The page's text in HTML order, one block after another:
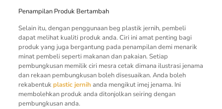
Penampilan Produk Bertambah
Selain itu, dengan penggunaan beg plastik jernih, pembeli
dapat melihat kualiti produk anda. Ciri ini amat penting bagi
produk yang juga bergantung pada penampilan demi menarik
minat pembeli seperti makanan dan pakaian. Setiap
pembungkusan memilik ciri mesra cetak dimana ilustrasi jenama
dan rekaan pembungkusan boleh disesuaikan. Anda boleh
rekabentukplastic jernih anda mengikut imej jenama. Ini
membolehkan produk anda ditonjolkan seiring dengan
pembungkusan anda.